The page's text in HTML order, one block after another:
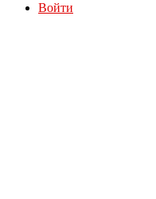
Войти